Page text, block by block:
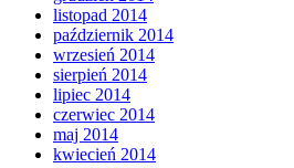
listopad 2014
październik 2014
wrzesień 2014
sierpień 2014
lipiec 2014
czerwiec 2014
maj 2014
kwiecień 2014